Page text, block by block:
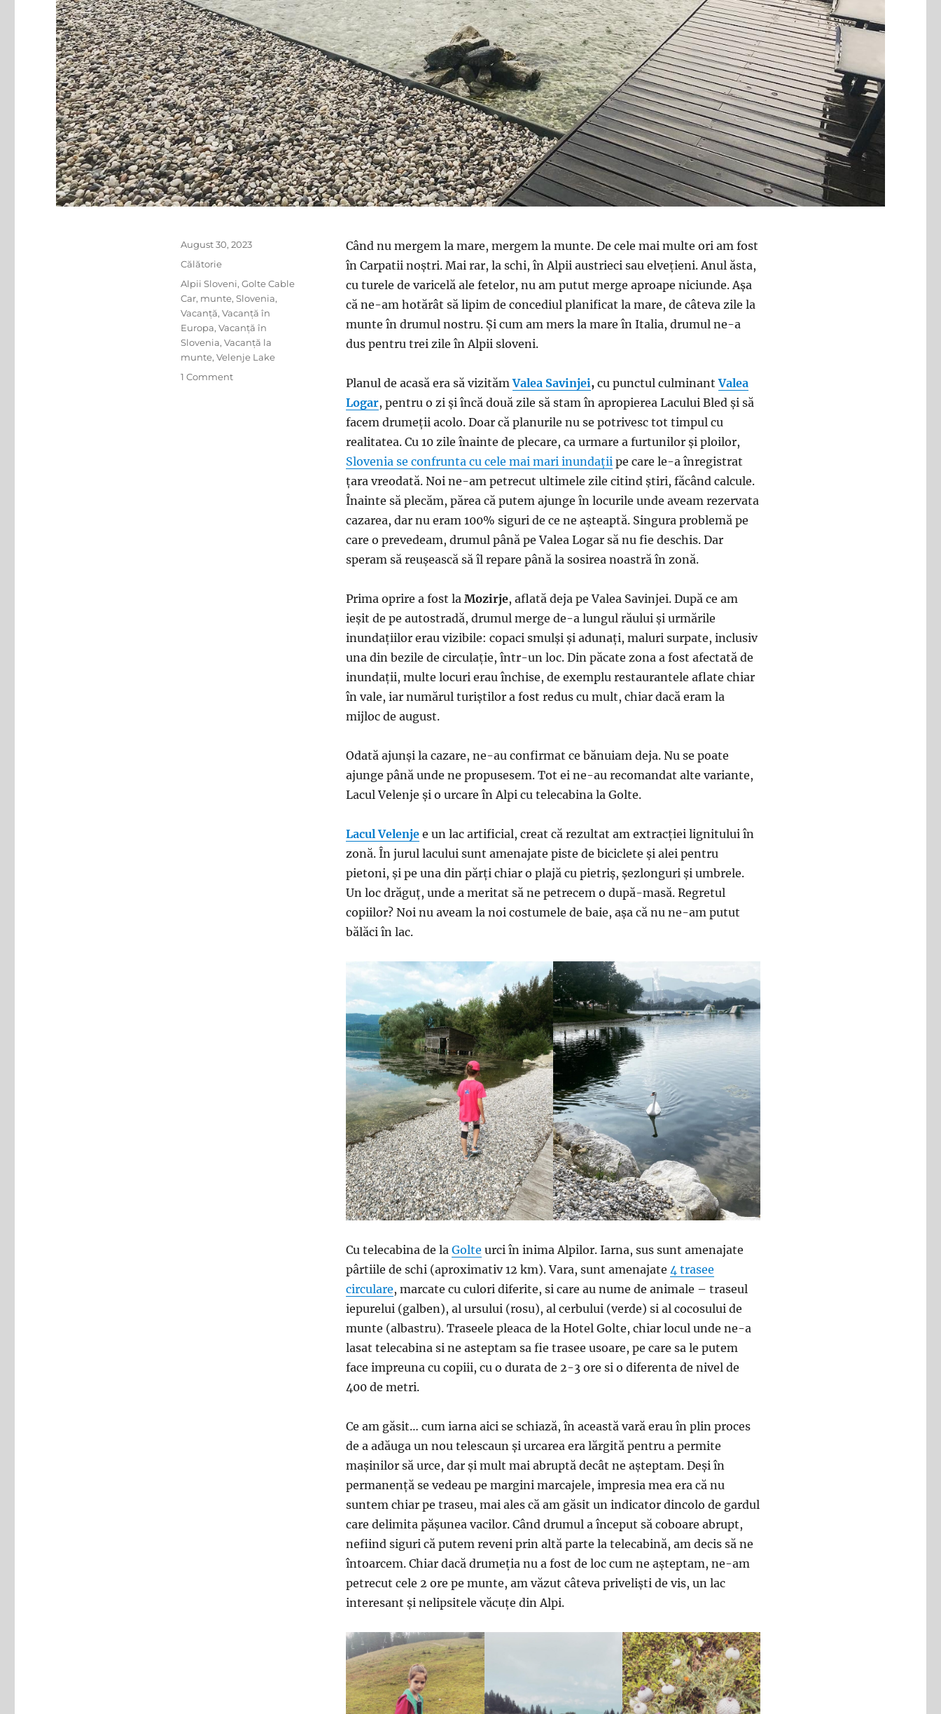
Când nu mergem la mare, mergem la munte. De cele mai multe ori am fost
în Carpatii noștri. Mai rar, la schi, în Alpii austrieci sau elvețieni. Anul ăsta,
cu turele de varicelă ale fetelor, nu am putut merge aproape niciunde. Așa
că ne-am hotărât să lipim de concediul planificat la mare, de câteva zile la
munte în drumul nostru. Și cum am mers la mare în Italia, drumul ne-a
dus pentru trei zile în Alpii sloveni.
Planul de acasă era să vizitămValea Savinjei, cu punctul culminantValea
Logar, pentru o zi și încă două zile să stam în apropierea Lacului Bled și să
facem drumeții acolo. Doar că planurile nu se potrivesc tot timpul cu
realitatea. Cu 10 zile înainte de plecare, ca urmare a furtunilor și ploilor,
Slovenia se confrunta cu cele mai mari inundații pe care le-a înregistrat
țara vreodată. Noi ne-am petrecut ultimele zile citind știri, făcând calcule.
Înainte să plecăm, părea că putem ajunge în locurile unde aveam rezervata
cazarea, dar nu eram 100% siguri de ce ne așteaptă. Singura problemă pe
care o prevedeam, drumul până pe Valea Logar să nu fie deschis. Dar
speram să reușească să îl repare până la sosirea noastră în zonă.
Prima oprire a fost laMozirje, aflată deja pe Valea Savinjei. După ce am
ieșit de pe autostradă, drumul merge de-a lungul răului și urmările
inundațiilor erau vizibile: copaci smulși și adunați, maluri surpate, inclusiv
una din bezile de circulație, într-un loc. Din păcate zona a fost afectată de
inundații, multe locuri erau închise, de exemplu restaurantele aflate chiar
în vale, iar numărul turiștilor a fost redus cu mult, chiar dacă eram la
mijloc de august.
Odată ajunși la cazare, ne-au confirmat ce bănuiam deja. Nu se poate
ajunge până unde ne propusesem. Tot ei ne-au recomandat alte variante,
Lacul Velenje și o urcare în Alpi cu telecabina la Golte.
Lacul Velenje e un lac artificial, creat că rezultat am extracției lignitului în
zonă. În jurul lacului sunt amenajate piste de biciclete și alei pentru
pietoni, și pe una din părți chiar o plajă cu pietriș, șezlonguri și umbrele.
Un loc drăguț, unde a meritat să ne petrecem o după-masă. Regretul
copiilor? Noi nu aveam la noi costumele de baie, așa că nu ne-am putut
bălăci în lac.
Cu telecabina de laGolte urci în inima Alpilor. Iarna, sus sunt amenajate
pârtiile de schi (aproximativ 12 km). Vara, sunt amenajate 4 trasee
circulare, marcate cu culori diferite, si care au nume de animale – traseul
iepurelui (galben), al ursului (rosu), al cerbului (verde) si al cocosului de
munte (albastru). Traseele pleaca de la Hotel Golte, chiar locul unde ne-a
lasat telecabina si ne asteptam sa fie trasee usoare, pe care sa le putem
face impreuna cu copiii, cu o durata de 2-3 ore si o diferenta de nivel de
400 de metri.
Ce am găsit… cum iarna aici se schiază, în această vară erau în plin proces
de a adăuga un nou telescaun și urcarea era lărgită pentru a permite
mașinilor să urce, dar și mult mai abruptă decât ne așteptam. Deși în
permanență se vedeau pe margini marcajele, impresia mea era că nu
suntem chiar pe traseu, mai ales că am găsit un indicator dincolo de gardul
care delimita pășunea vacilor. Când drumul a început să coboare abrupt,
nefiind siguri că putem reveni prin altă parte la telecabină, am decis să ne
întoarcem. Chiar dacă drumeția nu a fost de loc cum ne așteptam, ne-am
petrecut cele 2 ore pe munte, am văzut câteva priveliști de vis, un lac
interesant și nelipsitele văcuțe din Alpi.
Posted
on
August 30, 2023
Categories
Călătorie
Tags
Alpii Sloveni, Golte Cable
Car, munte, Slovenia,
Vacanță, Vacanță în
Europa, Vacanță în
Slovenia, Vacanță la
munte, Velenje Lake
1 Commenton